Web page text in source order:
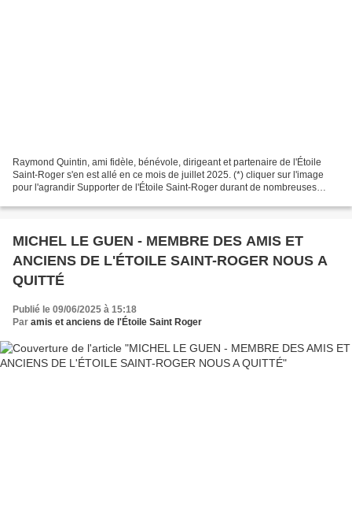
Raymond Quintin, ami fidèle, bénévole, dirigeant et partenaire de l'Étoile
Saint-Roger s'en est allé en ce mois de juillet 2025. (*) cliquer sur l'image
pour l'agrandir Supporter de l'Étoile Saint-Roger durant de nombreuses
MICHEL LE GUEN - MEMBRE DES AMIS ET
ANCIENS DE L'ÉTOILE SAINT-ROGER NOUS A
QUITTÉ
Publié le 09/06/2025 à 15:18
Par amis et anciens de l'Étoile Saint Roger